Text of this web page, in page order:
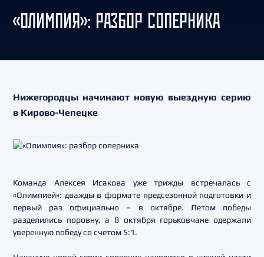
«ОЛИМПИЯ»: РАЗБОР СОПЕРНИКА
Нижегородцы начинают новую выездную серию
в Кирово-Чепецке
Команда Алексея Исакова уже трижды встречалась с
«Олимпией»: дважды в формате предсезонной подготовки и
первый раз официально – в октябре. Летом победы
разделились поровну, а 8 октября горьковчане одержали
уверенную победу со счетом 5:1.